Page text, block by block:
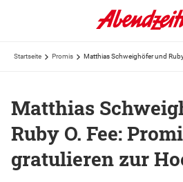
Startseite Promis
Matthias
Ruby O. Fee:
gratulieren zur